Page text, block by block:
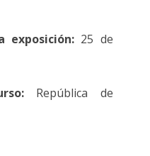
exposición: 25 de
República de